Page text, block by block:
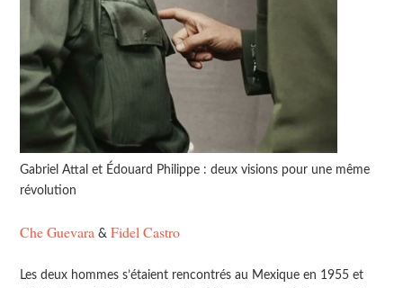
Gabriel Attal et Édouard Philippe : deux visions pour une même
révolution
Che Guevara &Fidel Castro
Les deux hommes s’étaient rencontrés au Mexique en 1955 et